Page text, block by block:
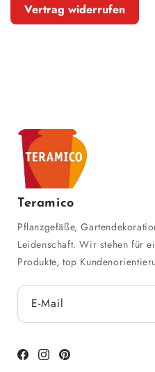
Vertrag widerrufen
Teramico
Pflanzgefäße,
Leidenschaft. Wir stehen für
Produkte, top
E-Mail
Facebook
InstagramPinterest